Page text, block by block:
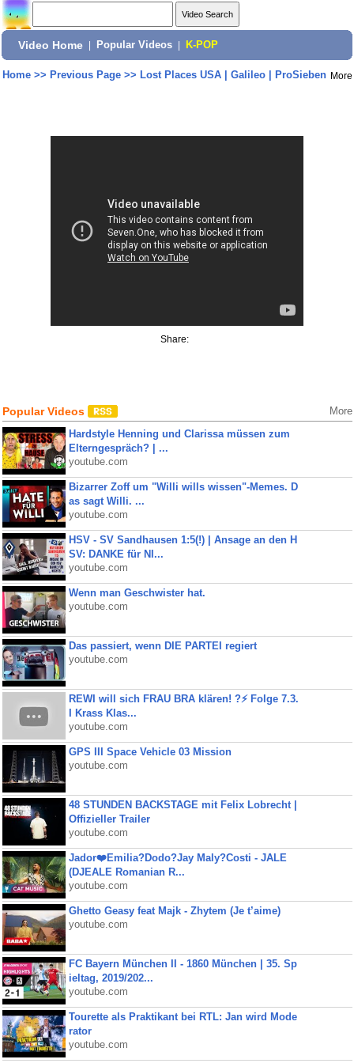
Video Home Popular Videos K-POP
Home>> Previous Page>> Lost Places USA | Galileo | ProSieben More
Share:
Popular Videos More
Hardstyle Henning und Clarissa müssen zum
Elterngespräch? | ...
youtube.com
Bizarrer Zoff um "Willi wills wissen"-Memes. D
as sagt Willi. ...
youtube.com
HSV - SV Sandhausen 1:5(!) | Ansage an den H
SV: DANKE für NI...
youtube.com
Wenn man Geschwister hat.
youtube.com
Das passiert, wenn DIE PARTEI regiert
youtube.com
REWI will sich FRAU BRA klären! ?⚡️ Folge 7.3.
I Krass Klas...
youtube.com
GPS III Space Vehicle 03 Mission
youtube.com
48 STUNDEN BACKSTAGE mit Felix Lobrecht |
Offizieller Trailer
youtube.com
Jador❤️Emilia?Dodo?Jay Maly?Costi - JALE
(DJEALE Romanian R...
youtube.com
Ghetto Geasy feat Majk - Zhytem (Je t’aime)
youtube.com
FC Bayern München II - 1860 München | 35. Sp
ieltag, 2019/202...
youtube.com
Tourette als Praktikant bei RTL: Jan wird Mode
rator
youtube.com